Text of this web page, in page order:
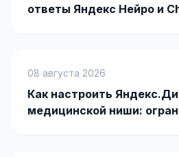
Рекламные ролики
Анимация
Корпоративные видео
ответы Яндекс Нейро и
08 августа 2026
Как настроить
медицинской ниши: